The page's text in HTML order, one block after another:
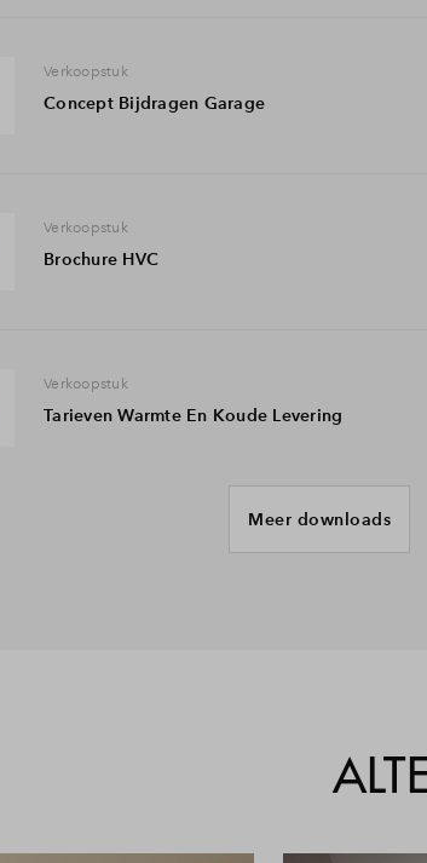
Verkoopstuk
Concept Bijdragen Garage
Verkoopstuk
Brochure HVC
Verkoopstuk
Tarieven Warmte En Koude Levering
Juridisch stuk
Meer downloads